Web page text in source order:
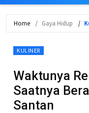
Home Gaya Hidup
KULINER
Waktunya
Saatnya
Santan